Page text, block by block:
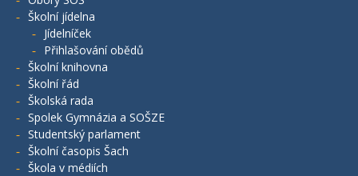
Školní jídelna
Jídelníček
Přihlašování obědů
Školní knihovna
Školní řád
Školská rada
Spolek Gymnázia a SOŠZE
Studentský parlament
Školní časopis Šach
Škola v médiích